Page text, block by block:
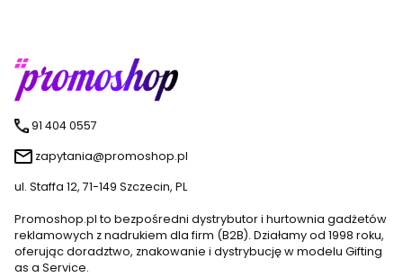
91 404 0557
zapytania@promoshop.pl
ul. Staffa 12, 71-149 Szczecin, PL
Promoshop.pl to bezpośredni dystrybutor i hurtownia gadżetów
reklamowych z nadrukiem dla firm (B2B). Działamy od 1998 roku,
oferując doradztwo, znakowanie i dystrybucję w modelu Gifting
as a Service.